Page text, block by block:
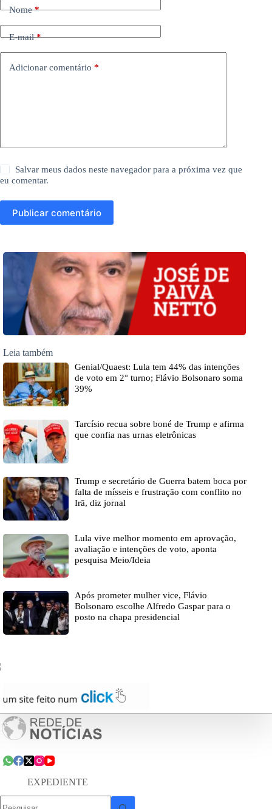
Nome*
E-mail*
Adicionar comentário *
Salvar meus dados neste navegador para a próxima vez que
eu comentar.
Publicar comentário
Leia também
Genial/Quaest: Lula tem 44% das intenções
de voto em 2° turno; Flávio Bolsonaro soma
39%
Tarcísio recua sobre boné de Trump e afirma
que confia nas urnas eletrônicas
Trump e secretário de Guerra batem boca por
falta de mísseis e frustração com conflito no
Irã, diz jornal
Lula vive melhor momento em aprovação,
avaliação e intenções de voto, aponta
pesquisa Meio/Ideia
Após prometer mulher vice, Flávio
Bolsonaro escolhe Alfredo Gaspar para o
posto na chapa presidencial
EXPEDIENTE